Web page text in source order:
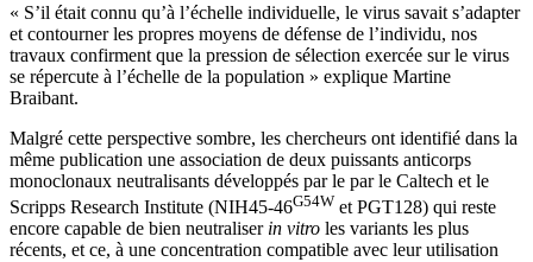
« S’il était connu qu’à l’échelle individuelle, le virus savait s’adapter
et contourner les propres moyens de défense de l’individu, nos
travaux confirment que la pression de sélection exercée sur le virus
se répercute à l’échelle de la population » explique Martine
Braibant.
Malgré cette perspective sombre, les chercheurs ont identifié dans la
même publication une association de deux puissants anticorps
monoclonaux neutralisants développés par le par le Caltech et le
Scripps Research Institute (NIH45-46G54W et PGT128) qui reste
encore capable de bien neutraliser in vitro les variants les plus
récents, et ce, à une concentration compatible avec leur utilisation